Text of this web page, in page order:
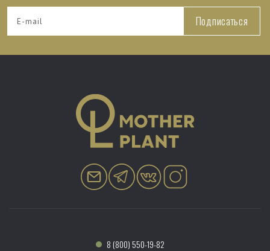
Подписаться
8 (800) 550-19-82